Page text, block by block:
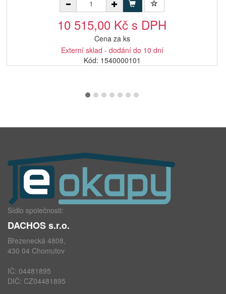
10 515,00 Kč s DPH
Cena za ks
Externí sklad - dodání do 10 dní
Kód: 1540000101
Sídlo společnosti:
DACHOS s.r.o.
Březenecká 4808,
430 04 Chomutov
IČ: 04481895
DIČ: CZ04481895